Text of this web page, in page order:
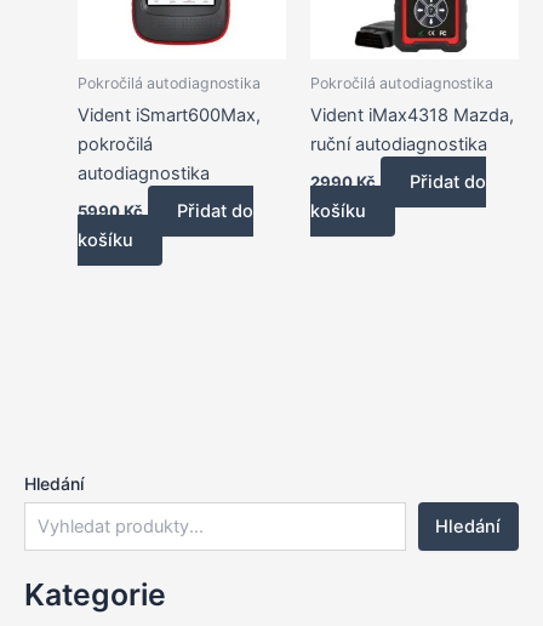
Hledání
Hledání
Kategorie
Pokročilá autodiagnostika
Vident iSmart600Max,
pokročilá
autodiagnostika
5990Kč
Přidat do
košíku
Pokročilá autodiagnostika
Vident iMax4318 Mazda,
ruční autodiagnostika
2990Kč
Přidat do
košíku